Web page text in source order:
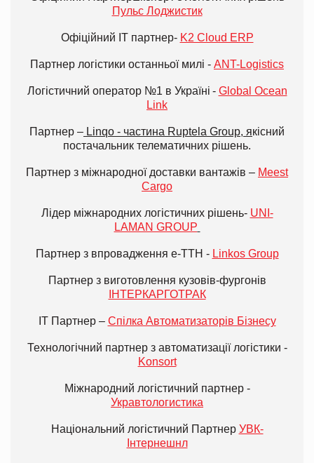
Пульс Лоджистик
Офіційний ІТ партнер- K2 Cloud ERP
Партнер логістики останньої милі - ANT-Logistics
Логістичний оператор №1 в Україні - Global Ocean
Link
Партнер – Linqo - частина Ruptela Group, якісний
постачальник телематичних рішень.
Партнер з міжнародної доставки вантажів – Meest
Cargo
Лідер міжнародних логістичних рішень- UNI-
LAMAN GROUP
Партнер з впровадження e-ТТН - Linkos Group
Партнер з виготовлення кузовів-фургонів
ІНТЕРКАРГОТРАК
ІТ Партнер – Спілка Автоматизаторів Бізнесу
Технологічний партнер з автоматизації логістики -
Konsort
Міжнародний логістичний партнер -
Укравтологистика
Національний логістичний Партнер УВК-
Інтернешнл